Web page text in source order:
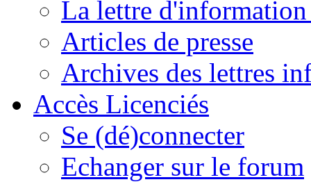
La lettre
Articles de presse
Archives des lettres
Accès Licenciés
Se (dé)connecter
Echanger sur le forum